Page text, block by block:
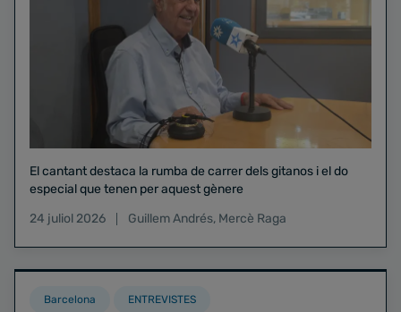
El cantant destaca la rumba de carrer dels gitanos i el do
especial que tenen per aquest gènere
24 juliol 2026
Guillem Andrés, Mercè Raga
Barcelona ENTREVISTES